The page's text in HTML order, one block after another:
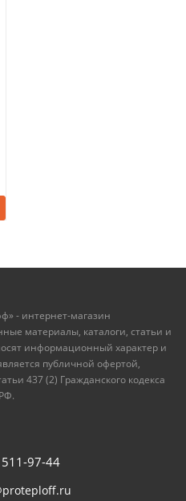
- интернет-магазин
материалы, каталоги, статьи и
информационный характер и
публичной офертой,
437 (2) Гражданского кодекса
РФ.
97-44